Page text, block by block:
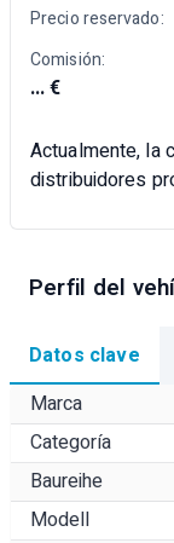
Precio reservado:
Comisión:
... €
Actualmente, la
distribuidores
Perfil del
Datos clave
Marca
Categoría
Baureihe
Modell